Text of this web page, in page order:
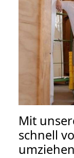
Mit
schnell
umziehen